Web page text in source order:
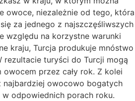
owoce, niezależnie od tego, która
za jednego z najszczęśliwszych
względu na korzystne warunki
kraju, Turcja produkuje mnóstwo
rezultacie turyści do Turcji mogą
przez cały rok. Z kolei
najbardziej owocowo bogatych
odpowiednich porach roku.